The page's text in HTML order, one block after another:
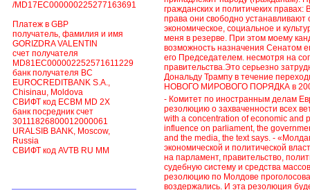
/MD17EC000000225277163691
Платеж в GBP
получатель, фамилия и имя
GORIZDRA VALENTIN
счет получателя
MD81EC000002252571611229
банк получателя BC
EUROCREDITBANK S.A.,
Chisinau, Moldova
СВИФТ код ECBM MD 2X
банк посредник счет
30111826800012000061
URALSIB BANK, Moscow,
Russia
СВИФТ код AVTB RU MM
гражданских и политичеких правах:
права они свободно устанавливают
экономическое, социальное и
меня в резерве. При этом моему
возможность назначения Сенатом
его Председателем. несмотря на
правительства.Это серьезно
Дональду Трампу в течение
НОВОГО МИРОВОГО ПОРЯДКА в
- Комитет по иностранным делам
резолюцию о захваченности всех
with a concentration of economic and
influence on parliament, the
and the media, the text says. -
экономической и политической
на парламент, правительство,
судебную систему и средства
резолюцию по Молдове
воздержались. И эта резолюция